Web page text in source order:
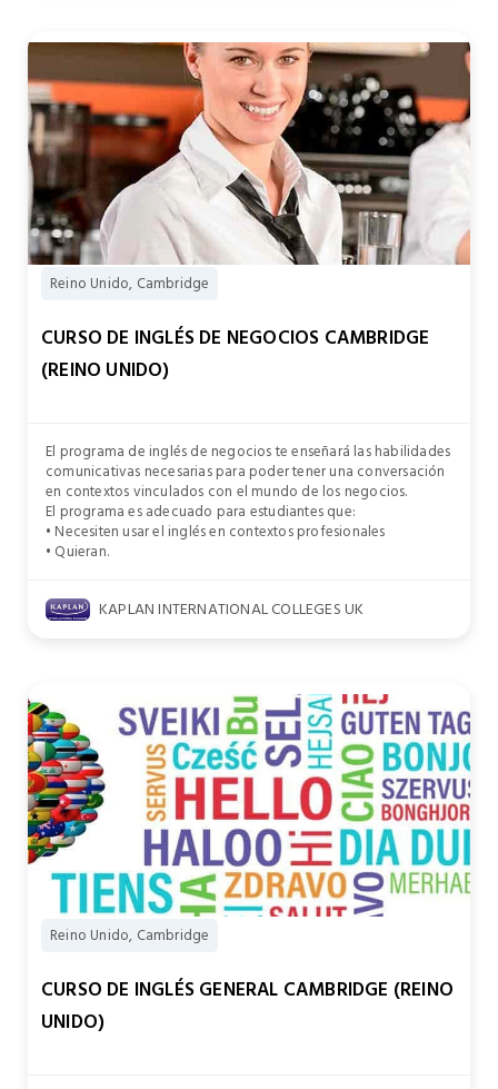
Reino Unido, Cambridge
CURSO DE INGLÉS DE NEGOCIOS CAMBRIDGE
(REINO UNIDO)
El programa de inglés de negocios te enseñará las habilidades
comunicativas necesarias para poder tener una conversación
en contextos vinculados con el mundo de los negocios.
El programa es adecuado para estudiantes que:
• Necesiten usar el inglés en contextos profesionales
• Quieran.
KAPLAN INTERNATIONAL COLLEGES UK
Reino Unido, Cambridge
CURSO DE INGLÉS GENERAL CAMBRIDGE (REINO
UNIDO)